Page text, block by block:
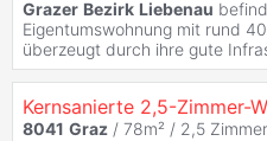
Grazer Bezirk Liebenau
Eigentumswohnung mit rund
überzeugt durch ihre gute
8041 Graz / 78m² / 2,5 Zimmer